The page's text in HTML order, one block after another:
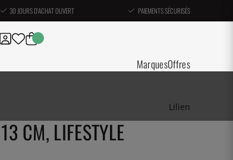
30 JOURS D'ACHAT OUVERT PAIEMENTS SÉCURISÉS
MarquesOffres
Lilien
CM, LIFESTYLE